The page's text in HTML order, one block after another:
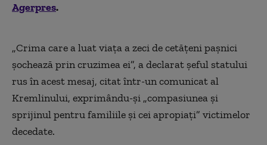
Agerpres.
„Crima care a luat viața a zeci de cetățeni pașnici
șochează prin cruzimea ei”, a declarat șeful statului
rus în acest mesaj, citat într-un comunicat al
Kremlinului, exprimându-și „compasiunea și
sprijinul pentru familiile și cei apropiați” victimelor
decedate.